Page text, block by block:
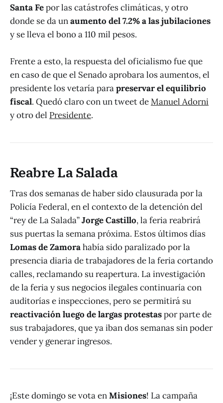
Santa Fepor las catástrofes climáticas, y otro
donde se da unaumento del 7.2% a las jubilaciones
y se lleva el bono a 110 mil pesos.
Frente a esto, la respuesta del oficialismo fue que
en caso de que el Senado aprobara los aumentos, el
presidente los vetaría parapreservar el equilibrio
fiscal. Quedó claro con un tweet deManuel Adorni
y otro del Presidente.
Reabre La Salada
Tras dos semanas de haber sido clausurada por la
Policía Federal, en el contexto de la detención del
“rey de La Salada”Jorge Castillo, la feria reabrirá
sus puertas la semana próxima. Estos últimos días
Lomas de Zamorahabía sido paralizado por la
presencia diaria de trabajadores de la feria cortando
calles, reclamando su reapertura. La investigación
de la feria y sus negocios ilegales continuaría con
auditorías e inspecciones, pero se permitirá su
reactivación luego de largas protestaspor parte de
sus trabajadores, que ya iban dos semanas sin poder
vender y generar ingresos.
¡Este domingo se vota enMisiones! La campaña